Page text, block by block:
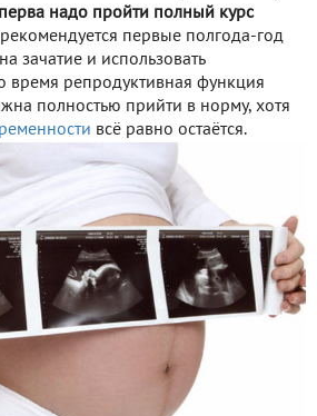
надо пройти полный курс
первые полгода-год
зачатие и использовать
время репродуктивная функция
полностью прийти в норму, хотя
всё равно остаётся.